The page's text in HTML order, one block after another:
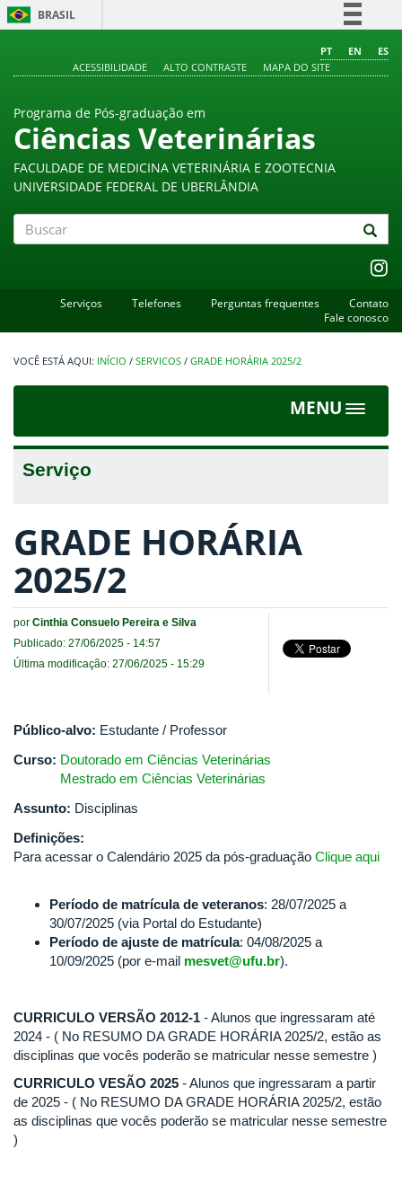
BRASIL
Comunica BR
Acesso à informação
Legislação
PT EN
ES
ACESSIBILIDADE
ALTO CONTRASTE MAPA DO SITE
Programa de Pós-graduação em
Ciências Veterinárias
FACULDADE DE MEDICINA VETERINÁRIA E ZOOTECNIA
UNIVERSIDADE FEDERAL DE UBERLÂNDIA
Serviços Telefones Perguntas frequentes
Contato
Fale conosco
INÍCIO / SERVICOS / GRADE HORÁRIA 2025/2
MENU
Toggle
Serviço
GRADE HORÁRIA
2025/2
por Cinthia Consuelo Pereira e Silva
Publicado: 27/06/2025 - 14:57
Última modificação: 27/06/2025 - 15:29
Público-alvo: Estudante / Professor
Curso: Doutorado em Ciências Veterinárias
Mestrado em Ciências Veterinárias
Assunto: Disciplinas
Definições:
Para acessar o Calendário 2025 da pós-graduação Clique aqui
Período de matrícula de veteranos: 28/07/2025 a
30/07/2025 (via Portal do Estudante)
Período de ajuste de matrícula: 04/08/2025 a
10/09/2025 (por e-mail mesvet@ufu.br).
CURRICULO VERSÃO 2012-1 - Alunos que ingressaram até
2024 - ( No RESUMO DA GRADE HORÁRIA 2025/2, estão as
disciplinas que vocês poderão se matricular nesse semestre )
CURRICULO VESÃO 2025 - Alunos que ingressaram a partir
de 2025 - ( No RESUMO DA GRADE HORÁRIA 2025/2, estão
as disciplinas que vocês poderão se matricular nesse semestre
)